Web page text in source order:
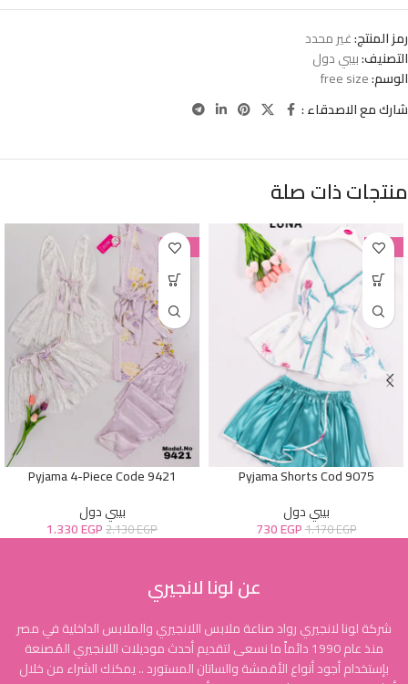
رمز المنتج:غير محدد
التصنيف:بيبي دول
الوسم:free size
شارك مع الاصدقاء :
منتجات ذات صلة
-38%
Pyjama Shorts Cod 9075
بيبي دول
1.170EGP
730EGP
-38%
Pyjama 4-Piece Code 9421
بيبي دول
2.130EGP
1.330EGP
عن لونا لانجيري
شركة لونا لانجيري رواد صناعة ملابس اللانجيري والملابس الداخلية في مصر
منذ عام 1990 دائماً ما نسعى لتقديم أحدث موديلات اللانجيري المُصنعة
بإستخدام أجود أنواع الأقمشة والساتان المستورد .. يمكنك الشراء من خلال